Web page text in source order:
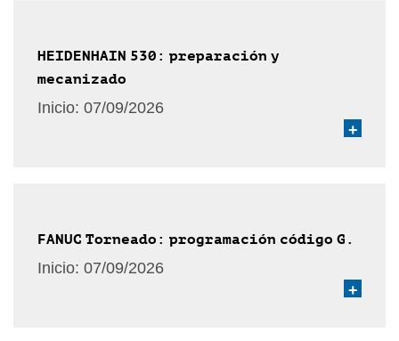
HEIDENHAIN 530: preparación y
mecanizado
Inicio: 07/09/2026
+
FANUC Torneado: programación código G.
Inicio: 07/09/2026
+